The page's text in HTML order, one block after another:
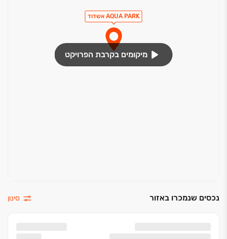
AQUA PARK אשדוד
מיקומים בקרבת הפרויקט
נכסים שנמכרו באזור סינון